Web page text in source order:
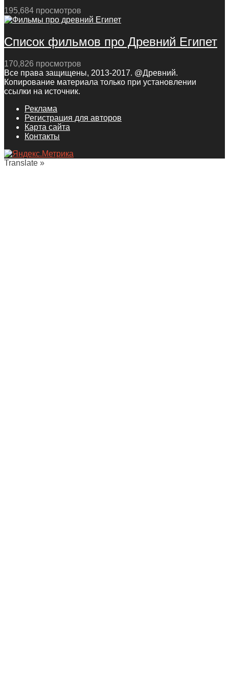
195,684 просмотров
Список фильмов про Древний Египет
170,826 просмотров
Все права защищены, 2013-2017. @Древний.
Копирование материала только при установлении
ссылки на источник.
Реклама
Регистрация для авторов
Карта сайта
Контакты
Translate »